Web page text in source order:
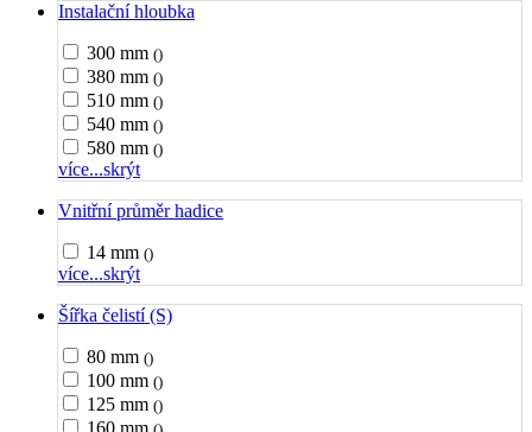
Instalační hloubka
300 mm ()
380 mm ()
510 mm ()
540 mm ()
580 mm ()
více...skrýt
Vnitřní průměr hadice
14 mm ()
více...skrýt
Šířka čelistí (S)
80 mm ()
100 mm ()
125 mm ()
160 mm